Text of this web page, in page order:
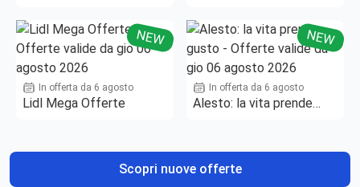
NEW
In offerta da 6 agosto
Lidl Mega Offerte
NEW
In offerta da 6 agosto
Alesto: la vita prende
Scopri nuove offerte